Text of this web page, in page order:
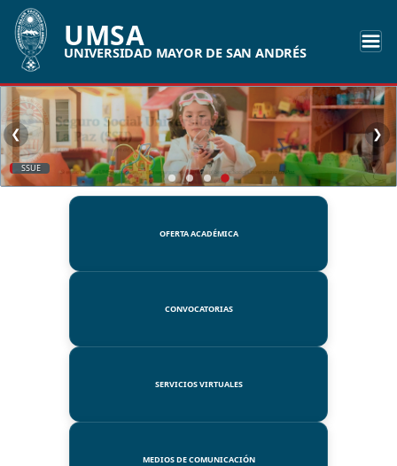
UMSA
UNIVERSIDAD MAYOR DE SAN ANDRÉS
SSUE
❮ ❯
OFERTA ACADÉMICA
CONVOCATORIAS
SERVICIOS VIRTUALES
MEDIOS DE COMUNICACIÓN